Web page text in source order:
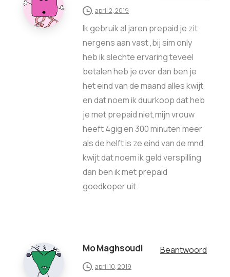
april 2, 2019
Ik gebruik al jaren prepaid je zit
nergens aan vast ,bij sim only
heb ik slechte ervaring teveel
betalen heb je over dan ben je
het eind van de maand alles kwijt
en dat noem ik duurkoop dat heb
je met prepaid niet,mijn vrouw
heeft 4gig en 300 minuten meer
als de helft is ze eind van de mnd
kwijt dat noem ik geld verspilling
dan ben ik met prepaid
goedkoper uit.
Mo Maghsoudi Beantwoord
april 10, 2019